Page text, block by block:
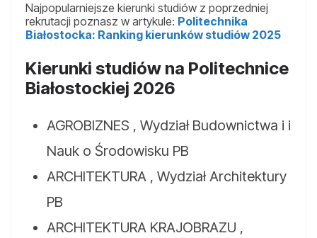
Najpopularniejsze kierunki studiów z poprzedniej
rekrutacji poznasz w artykule: Politechnika
Białostocka: Ranking kierunków studiów 2025
Kierunki studiów na Politechnice
Białostockiej 2026
AGROBIZNES , Wydział Budownictwa i i
Nauk o Środowisku PB
ARCHITEKTURA , Wydział Architektury
PB
ARCHITEKTURA KRAJOBRAZU ,